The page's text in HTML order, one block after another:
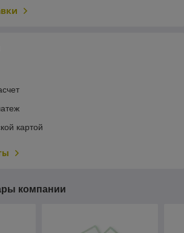
картой
компании